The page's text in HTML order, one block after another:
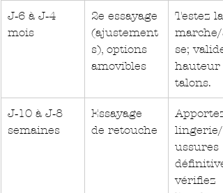
J‑6 à J‑4
mois
2e essayage
(ajustement
s), options
amovibles
Testez la
marche/
se;
hauteur
talons.
J‑10 à J‑8
semaines
Essayage
de retouche
Apportez
lingerie/
ussures
vérifiez